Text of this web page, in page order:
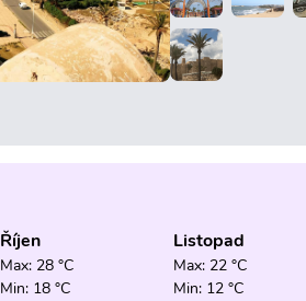
Říjen
Max: 28 °C
Min: 18 °C
Listopad
Max: 22 °C
Min: 12 °C